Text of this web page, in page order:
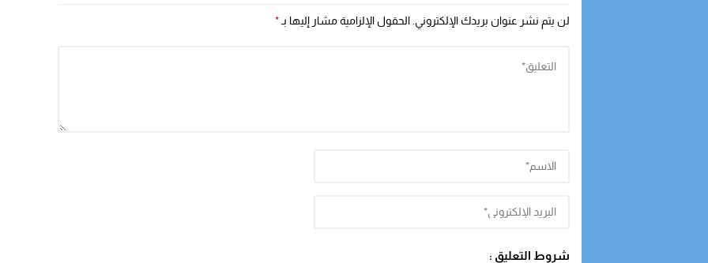
لن يتم نشر عنوان بريدك الإلكتروني. الحقول الإلزامية مشار إليها بـ *
شروط التعليق :